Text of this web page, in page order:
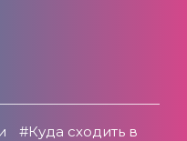
#Куда сходить в